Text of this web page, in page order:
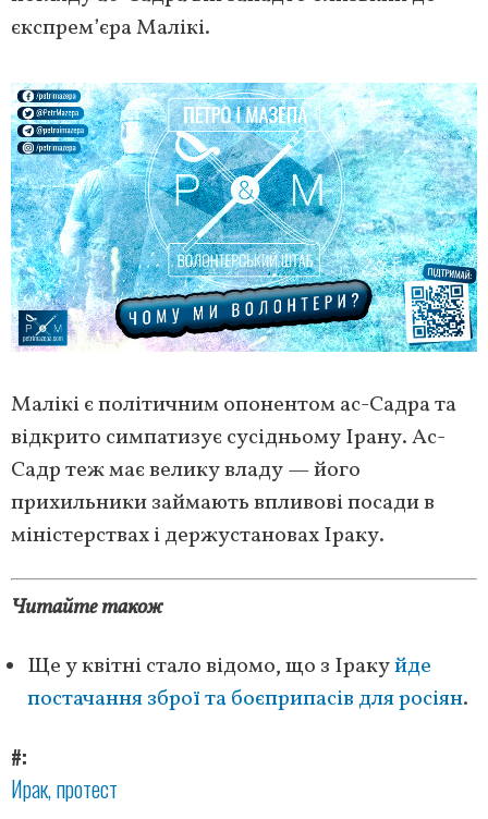
єкспрем’єра Малікі.
Малікі є політичним опонентом ас-Садра та
відкрито симпатизує сусідньому Ірану. Ас-
Садр теж має велику владу — його
прихильники займають впливові посади в
міністерствах і держустановах Іраку.
Читайте також
Ще у квітні стало відомо, що з Іракуйде
постачання зброї та боєприпасів для росіян.
#
Ирак протест